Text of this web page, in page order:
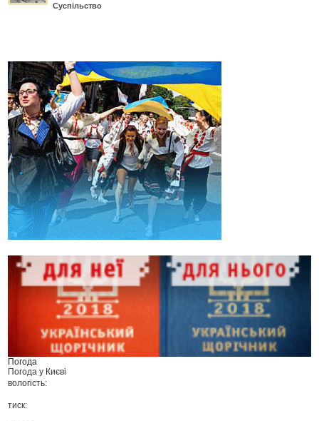
Суспільство
Погода
Погода у Києві
вологість:
тиск: